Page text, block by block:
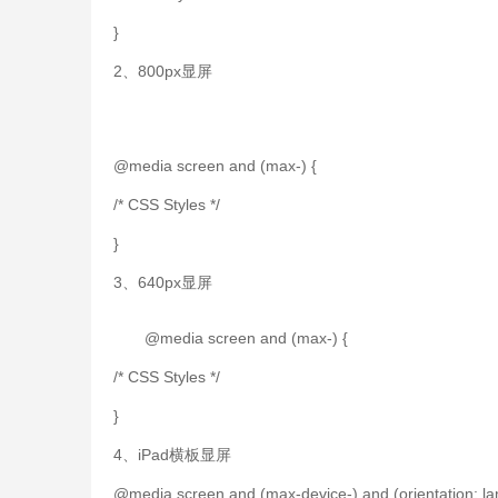
}
2、800px显屏
@media screen and (max-) {
/* CSS Styles */
}
3、640px显屏
@media screen and (max-) {
/* CSS Styles */
}
4、iPad横板显屏
@media screen and (max-device-) and (orientation: